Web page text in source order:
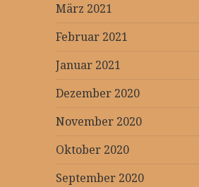
März 2021
Februar 2021
Januar 2021
Dezember 2020
November 2020
Oktober 2020
September 2020